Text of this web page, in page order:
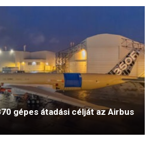
gépes átadási célját az Airbus